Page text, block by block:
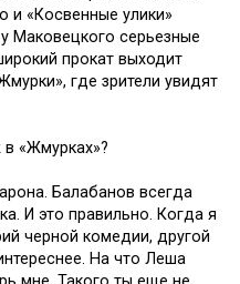
и «Косвенные улики»
Маковецкого серьезные
прокат выходит
где зрители увидят
«Жмурках»?
Балабанов всегда
И это правильно. Когда я
черной комедии, другой
На что Леша